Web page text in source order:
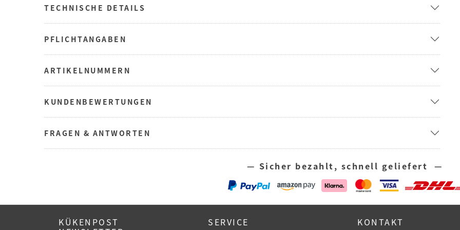
TECHNISCHE DETAILS
PFLICHTANGABEN
ARTIKELNUMMERN
KUNDENBEWERTUNGEN
FRAGEN & ANTWORTEN
— Sicher bezahlt, schnell geliefert —
KÜKENPOST SERVICE KONTAKT